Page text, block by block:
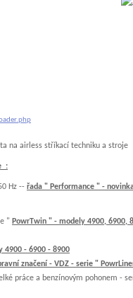
výrobce a
:
Hz -- řada " Performance " -
" PowrTwin " - modely 4900, 6900,
c) airless
4900 - 6900 - 8900
značení - VDZ - serie "
práce a benzínovým pohonem -